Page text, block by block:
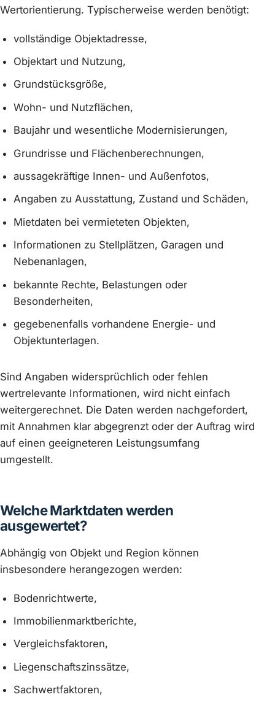
Wertorientierung. Typischerweise werden benötigt:
vollständige Objektadresse,
Objektart und Nutzung,
Grundstücksgröße,
Wohn- und Nutzflächen,
Baujahr und wesentliche Modernisierungen,
Grundrisse und Flächenberechnungen,
aussagekräftige Innen- und Außenfotos,
Angaben zu Ausstattung, Zustand und Schäden,
Mietdaten bei vermieteten Objekten,
Informationen zu Stellplätzen, Garagen und
Nebenanlagen,
bekannte Rechte, Belastungen oder
Besonderheiten,
gegebenenfalls vorhandene Energie- und
Objektunterlagen.
Sind Angaben widersprüchlich oder fehlen
wertrelevante Informationen, wird nicht einfach
weitergerechnet. Die Daten werden nachgefordert,
mit Annahmen klar abgegrenzt oder der Auftrag wird
auf einen geeigneteren Leistungsumfang
umgestellt.
Welche Marktdaten werden
ausgewertet?
Abhängig von Objekt und Region können
insbesondere herangezogen werden:
Bodenrichtwerte,
Immobilienmarktberichte,
Vergleichsfaktoren,
Liegenschaftszinssätze,
Sachwertfaktoren,